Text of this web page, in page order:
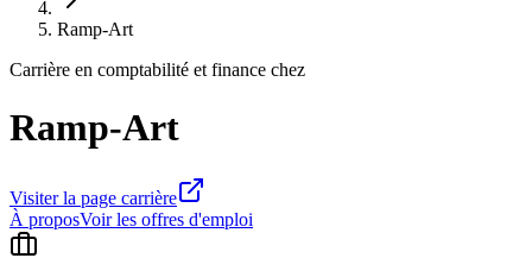
Ramp-Art
Carrière en comptabilité et finance chez
Ramp-Art
Visiter la page carrière
À proposVoir les offres d'emploi